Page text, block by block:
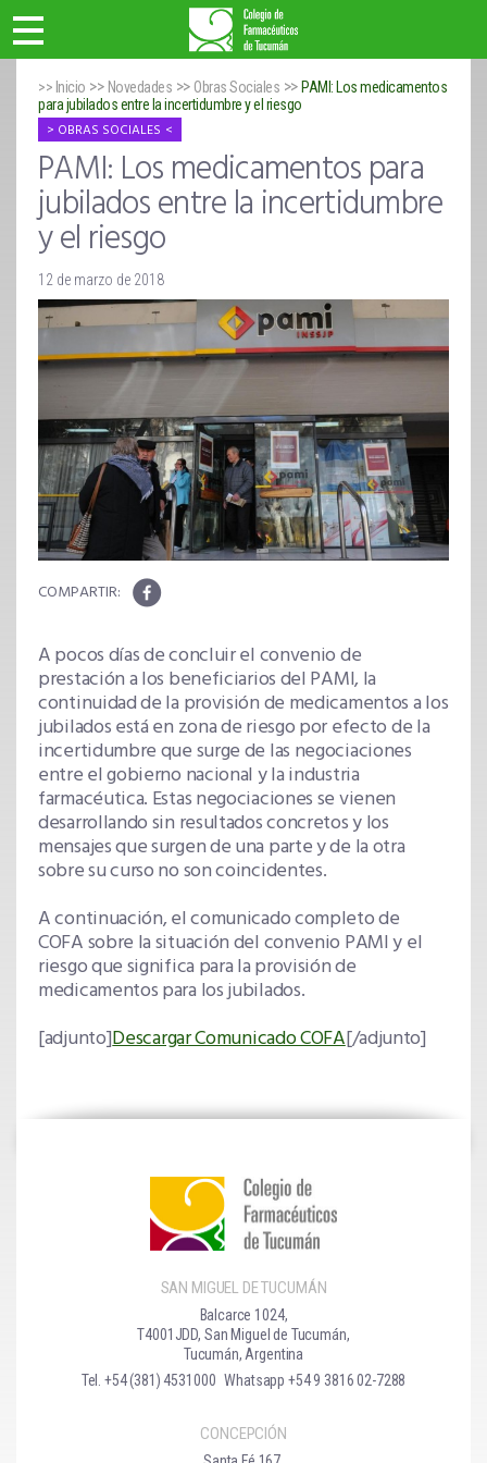
>> Inicio >> Novedades >> Obras Sociales >> PAMI: Los medicamentos
para jubilados entre la incertidumbre y el riesgo
OBRAS SOCIALES
PAMI: Los medicamentos para
jubilados entre la incertidumbre
y el riesgo
12 de marzo de 2018
A pocos días de concluir el convenio de
prestación a los beneficiarios del PAMI, la
continuidad de la provisión de medicamentos a los
jubilados está en zona de riesgo por efecto de la
incertidumbre que surge de las negociaciones
entre el gobierno nacional y la industria
farmacéutica. Estas negociaciones se vienen
desarrollando sin resultados concretos y los
mensajes que surgen de una parte y de la otra
sobre su curso no son coincidentes.
A continuación, el comunicado completo de
COFA sobre la situación del convenio PAMI y el
riesgo que significa para la provisión de
medicamentos para los jubilados.
[adjunto]Descargar Comunicado COFA[/adjunto]
SAN MIGUEL DE TUCUMÁN
Balcarce 1024,
T4001JDD, San Miguel de Tucumán,
Tucumán, Argentina
Tel. +54 (381) 4531000 Whatsapp +54 9 3816 02-7288
CONCEPCIÓN